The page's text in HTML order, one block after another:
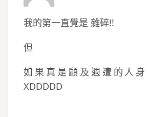
我的第一直覺是 雜碎!!
但
如果真是顧及週遭的人
XDDDDD